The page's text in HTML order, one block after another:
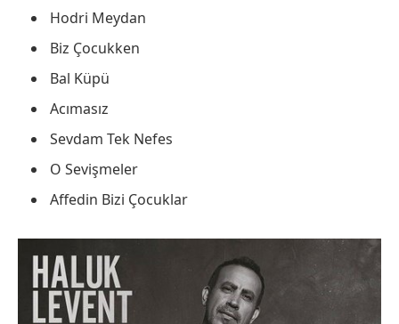
Hodri Meydan
Biz Çocukken
Bal Küpü
Acımasız
Sevdam Tek Nefes
O Sevişmeler
Affedin Bizi Çocuklar